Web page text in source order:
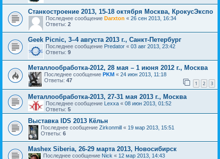
Станкостроение 2013, 15-18 октября Москва, КрокусЭкспо
Последнее сообщение Darxton « 26 сен 2013, 16:34
Ответы: 2
Geek Picnic, 3–4 августа 2013 г., Санкт-Петербург
Последнее сообщение Predator « 03 авг 2013, 23:42
Ответы: 9
Металлообработка-2012, 28 мая – 1 июня 2012 г., Москва
Последнее сообщение PKM « 24 июн 2013, 11:18
Ответы: 47 1 2 3
Металлообработка-2013, 27-31 мая 2013 г., Москва
Последнее сообщение Lexxa « 08 июн 2013, 01:52
Ответы: 5
Выставка IDS 2013 Кёльн
Последнее сообщение Zirkonmill « 19 мар 2013, 15:51
Ответы: 6
Mashex Siberia, 26-29 марта 2013, Новосибирск
Последнее сообщение Nick « 12 мар 2013, 14:43